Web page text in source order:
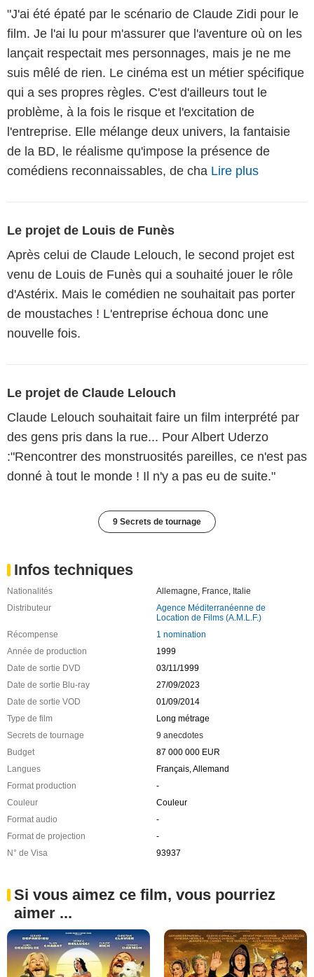
"J'ai été épaté par le scénario de Claude Zidi pour le
film. Je l'ai lu pour m'assurer que l'aventure où on les
lançait respectait mes personnages, mais je ne me
suis mêlé de rien. Le cinéma est un métier spécifique
qui a ses propres règles. C'est d'ailleurs tout le
problème, à la fois le risque et l'excitation de
l'entreprise. Elle mélange deux univers, la fantaisie
de la BD, le réalisme qu'impose la présence de
comédiens reconnaissables, de cha Lire plus
Le projet de Louis de Funès
Après celui de Claude Lelouch, le second projet est
venu de Louis de Funès qui a souhaité jouer le rôle
d'Astérix. Mais le comédien ne souhaitait pas porter
de moustaches ! L'entreprise échoua donc une
nouvelle fois.
Le projet de Claude Lelouch
Claude Lelouch souhaitait faire un film interprété par
des gens pris dans la rue... Pour Albert Uderzo
:"Rencontrer des monstruosités pareilles, ce n'est pas
donné à tout le monde ! Il n'y a pas eu de suite."
9 Secrets de tournage
Infos techniques
Nationalités Allemagne France Italie
Distributeur
Agence Méditerranéenne de
Location de Films (A.M.L.F.)
Récompense
1 nomination
Année de production
1999
Date de sortie DVD
03/11/1999
Date de sortie Blu-ray
27/09/2023
Date de sortie VOD
01/09/2014
Type de film
Long métrage
Secrets de tournage
9 anecdotes
Budget
87 000 000 EUR
Langues
Français, Allemand
Format production
-
Couleur
Couleur
Format audio
-
Format de projection
-
N° de Visa
93937
Si vous aimez ce film, vous pourriez
aimer ...